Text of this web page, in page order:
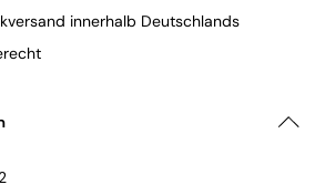
innerhalb Deutschlands